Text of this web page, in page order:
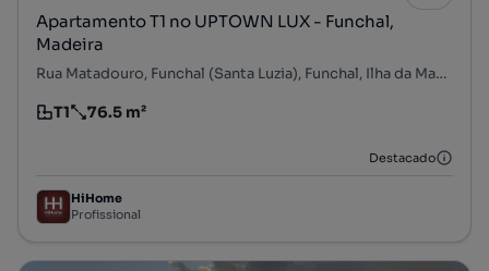
Apartamento T1 no UPTOWN LUX - Funchal,
Madeira
Rua Matadouro, Funchal (Santa Luzia), Funchal, Ilha da Madeira
Tipologia
T1
Preço por metro quadrado
76.5 m²
Destacado
HiHome
Profissional